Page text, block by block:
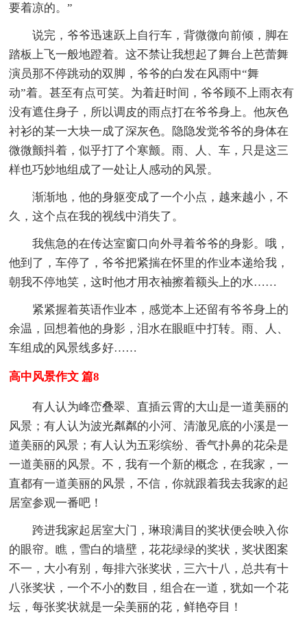
要着凉的。”
说完，爷爷迅速跃上自行车，背微微向前倾，脚在
踏板上飞一般地蹬着。这不禁让我想起了舞台上芭蕾舞
演员那不停跳动的双脚，爷爷的白发在风雨中“舞
动”着。甚至有点可笑。为着赶时间，爷爷顾不上雨衣有
没有遮住身子，所以调皮的雨点打在爷爷身上。他灰色
衬衫的某一大块一成了深灰色。隐隐发觉爷爷的身体在
微微颤抖着，似乎打了个寒颤。雨、人、车，只是这三
样也巧妙地组成了一处让人感动的风景。
渐渐地，他的身躯变成了一个小点，越来越小，不
久，这个点在我的视线中消失了。
我焦急的在传达室窗口向外寻着爷爷的身影。哦，
他到了，车停了，爷爷把紧揣在怀里的作业本递给我，
朝我不停地笑，这时他才用衣袖擦着额头上的水……
紧紧握着英语作业本，感觉本上还留有爷爷身上的
余温，回想着他的身影，泪水在眼眶中打转。雨、人、
车组成的风景线多好……
高中风景作文 篇8
有人认为峰峦叠翠、直插云霄的大山是一道美丽的
风景；有人认为波光粼粼的小河、清澈见底的小溪是一
道美丽的风景；有人认为五彩缤纷、香气扑鼻的花朵是
一道美丽的风景。不，我有一个新的概念，在我家，一
直都有一道美丽的风景，不信，你就跟着我去我家的起
居室参观一番吧！
跨进我家起居室大门，琳琅满目的奖状便会映入你
的眼帘。瞧，雪白的墙壁，花花绿绿的奖状，奖状图案
不一，大小有别，每排六张奖状，三六十八，总共有十
八张奖状，一个不小的数目，组合在一道，犹如一个花
坛，每张奖状就是一朵美丽的花，鲜艳夺目！